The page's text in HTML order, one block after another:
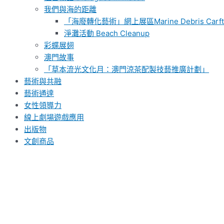
我們與海的距離
「海廢轉化藝術」網上展區Marine Debris
淨灘活動 Beach Cleanup
彩蝶展翅
澳門故事
「草本流光文化月：澳門涼茶配製技藝推廣計劃」
藝術與共融
藝術通達
女性領導力
線上劇場遊戲應用
出版物
文創商品